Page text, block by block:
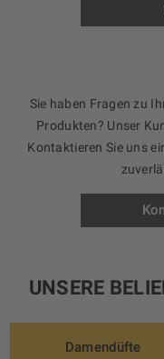
Sie haben Fragen zu
Produkten? Unser
Kontaktieren Sie uns
UNSERE
Damendüfte